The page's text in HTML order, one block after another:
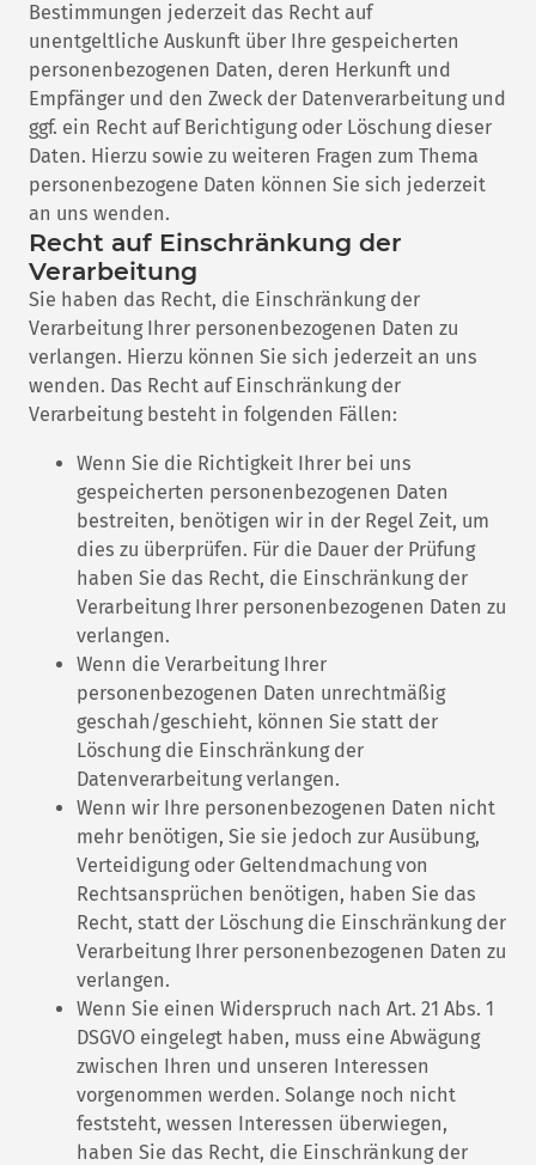
Bestimmungen jederzeit das Recht auf
unentgeltliche Auskunft über Ihre gespeicherten
personenbezogenen Daten, deren Herkunft und
Empfänger und den Zweck der Datenverarbeitung und
ggf. ein Recht auf Berichtigung oder Löschung dieser
Daten. Hierzu sowie zu weiteren Fragen zum Thema
personenbezogene Daten können Sie sich jederzeit
an uns wenden.
Recht auf Einschränkung der
Verarbeitung
Sie haben das Recht, die Einschränkung der
Verarbeitung Ihrer personenbezogenen Daten zu
verlangen. Hierzu können Sie sich jederzeit an uns
wenden. Das Recht auf Einschränkung der
Verarbeitung besteht in folgenden Fällen:
Wenn Sie die Richtigkeit Ihrer bei uns
gespeicherten personenbezogenen Daten
bestreiten, benötigen wir in der Regel Zeit, um
dies zu überprüfen. Für die Dauer der Prüfung
haben Sie das Recht, die Einschränkung der
Verarbeitung Ihrer personenbezogenen Daten zu
verlangen.
Wenn die Verarbeitung Ihrer
personenbezogenen Daten unrechtmäßig
geschah/geschieht, können Sie statt der
Löschung die Einschränkung der
Datenverarbeitung verlangen.
Wenn wir Ihre personenbezogenen Daten nicht
mehr benötigen, Sie sie jedoch zur Ausübung,
Verteidigung oder Geltendmachung von
Rechtsansprüchen benötigen, haben Sie das
Recht, statt der Löschung die Einschränkung der
Verarbeitung Ihrer personenbezogenen Daten zu
verlangen.
Wenn Sie einen Widerspruch nach Art. 21 Abs. 1
DSGVO eingelegt haben, muss eine Abwägung
zwischen Ihren und unseren Interessen
vorgenommen werden. Solange noch nicht
feststeht, wessen Interessen überwiegen,
haben Sie das Recht, die Einschränkung der